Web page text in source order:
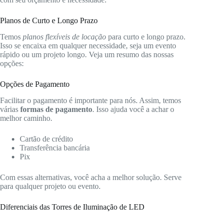
Planos de Curto e Longo Prazo
Temos planos flexíveis de locação para curto e longo prazo.
Isso se encaixa em qualquer necessidade, seja um evento
rápido ou um projeto longo. Veja um resumo das nossas
opções:
Opções de Pagamento
Facilitar o pagamento é importante para nós. Assim, temos
várias formas de pagamento. Isso ajuda você a achar o
melhor caminho.
Cartão de crédito
Transferência bancária
Pix
Com essas alternativas, você acha a melhor solução. Serve
para qualquer projeto ou evento.
Diferenciais das Torres de Iluminação de LED